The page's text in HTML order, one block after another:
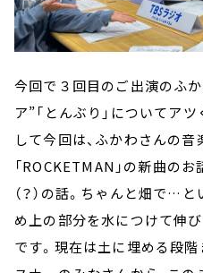
今回で３回目のご出演のふ
ア”「とんぶり」についてア
して今回は、ふかわさんの
「ROCKETMAN」の新曲の
（？）の話。ちゃんと畑で…
め上の部分を水につけて伸
です。現在は土に埋める段